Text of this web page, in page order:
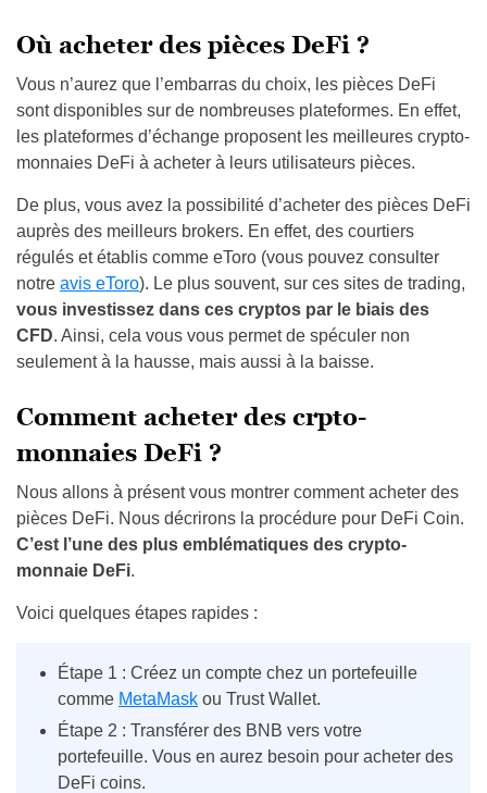
Où acheter des pièces DeFi ?
Vous n’aurez que l’embarras du choix, les pièces DeFi
sont disponibles sur de nombreuses plateformes. En effet,
les plateformes d’échange proposent les meilleures crypto-
monnaies DeFi à acheter à leurs utilisateurs pièces.
De plus, vous avez la possibilité d’acheter des pièces DeFi
auprès des meilleurs brokers. En effet, des courtiers
régulés et établis comme eToro (vous pouvez consulter
notre avis eToro). Le plus souvent, sur ces sites de trading,
vous investissez dans ces cryptos par le biais des
CFD. Ainsi, cela vous vous permet de spéculer non
seulement à la hausse, mais aussi à la baisse.
Comment acheter des crpto-
monnaies DeFi ?
Nous allons à présent vous montrer comment acheter des
pièces DeFi. Nous décrirons la procédure pour DeFi Coin.
C’est l’une des plus emblématiques des crypto-
monnaie DeFi.
Voici quelques étapes rapides :
Étape 1 : Créez un compte chez un portefeuille
comme MetaMask ou Trust Wallet.
Étape 2 : Transférer des BNB vers votre
portefeuille. Vous en aurez besoin pour acheter des
DeFi coins.